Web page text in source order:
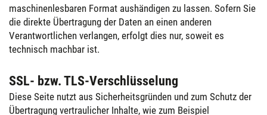
maschinenlesbaren Format aushändigen zu lassen. Sofern Sie
die direkte Übertragung der Daten an einen anderen
Verantwortlichen verlangen, erfolgt dies nur, soweit es
technisch machbar ist.
SSL- bzw. TLS-Verschlüsselung
Diese Seite nutzt aus Sicherheitsgründen und zum Schutz der
Übertragung vertraulicher Inhalte, wie zum Beispiel